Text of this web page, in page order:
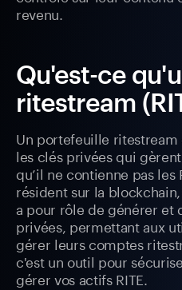
revenu.
Qu'est-ce
ritestream
Un portefeuille
les clés privées qui
qu’il ne contienne pas les
résident sur la
a pour rôle de générer et
privées, permettant aux
gérer leurs comptes
c'est un outil pour
gérer vos actifs RITE.